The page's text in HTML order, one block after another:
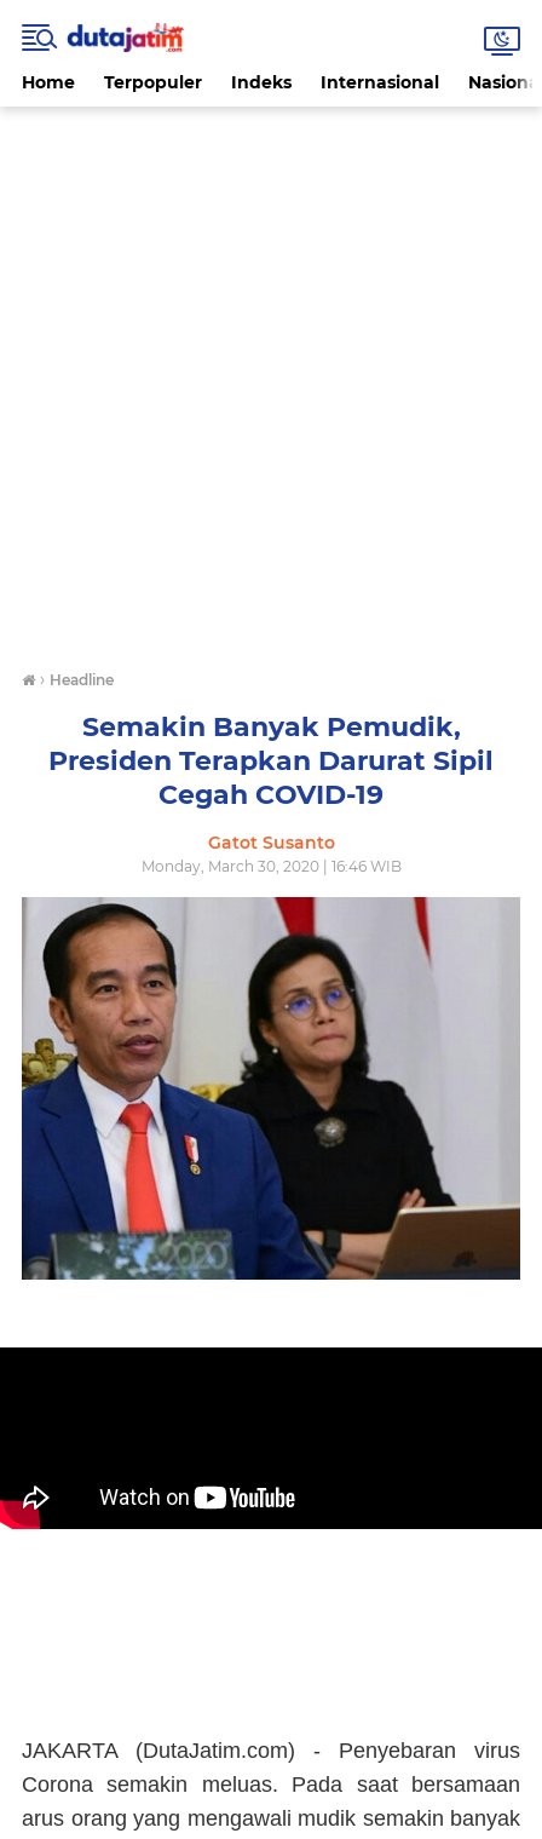
Home Terpopuler Indeks Internasional
› Headline
Semakin Banyak Pemudik,
Presiden Terapkan Darurat Sipil
Cegah COVID-19
Gatot Susanto
Monday, March 30, 2020 | 16:46 WIB
JAKARTA (DutaJatim.com) - Penyebaran virus
Corona semakin meluas. Pada saat bersamaan
arus orang yang mengawali mudik semakin banyak